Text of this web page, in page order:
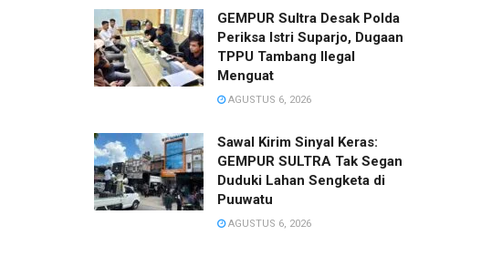
GEMPUR Sultra Desak Polda
Periksa Istri Suparjo, Dugaan
TPPU Tambang Ilegal
Menguat
AGUSTUS 6, 2026
Sawal Kirim Sinyal Keras:
GEMPUR SULTRA Tak Segan
Duduki Lahan Sengketa di
Puuwatu
AGUSTUS 6, 2026